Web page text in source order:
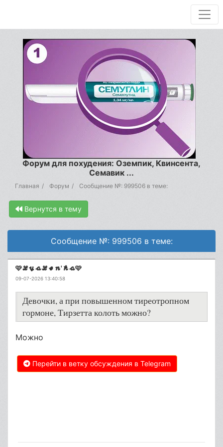
Форум для похудения: Оземпик, Квинсента,
Семавик ...
Главная Форум Сообщение №: 999506 в теме:
Вернутся в тему
Сообщение №: 999506 в теме:
🩷𝓛𝔂𝓪𝓛𝓮𝓷'𝓴𝓪🩷
09-07-2026 13:40:58
Девочки, а при повышенном тиреотропном
гормоне, Тирзетта колоть можно?
Можно
Перейти в ветку обсуждения в Telegram